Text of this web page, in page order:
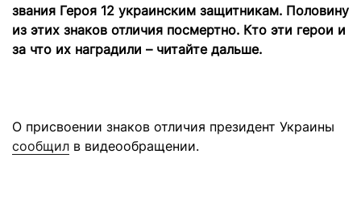
звания Героя 12 украинским защитникам. Половину
из этих знаков отличия посмертно. Кто эти герои и
за что их наградили – читайте дальше.
О присвоении знаков отличия президент Украины
сообщил в видеообращении.